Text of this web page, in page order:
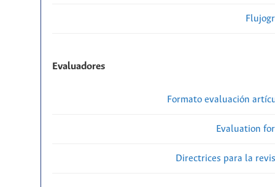
Evaluadores
Formato evaluación
Evaluation
Directrices para la